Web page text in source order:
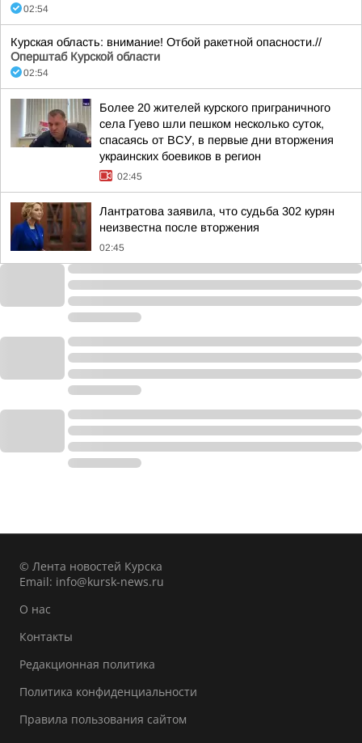
02:54
Курская область: внимание! Отбой ракетной опасности.//
Оперштаб Курской области
02:54
Более 20 жителей курского приграничного
села Гуево шли пешком несколько суток,
спасаясь от ВСУ, в первые дни вторжения
украинских боевиков в регион
02:45
Лантратова заявила, что судьба 302 курян
неизвестна после вторжения
02:45
© Лента новостей Курска
Email: info@kursk-news.ru
О нас
Контакты
Редакционная политика
Политика конфиденциальности
Правила пользования сайтом